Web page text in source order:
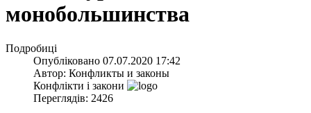
монобольшинства
Подробиці
Опубліковано 07.07.2020 17:42
Автор: Конфликты и законы
Конфлікти і закони
Переглядів: 2426